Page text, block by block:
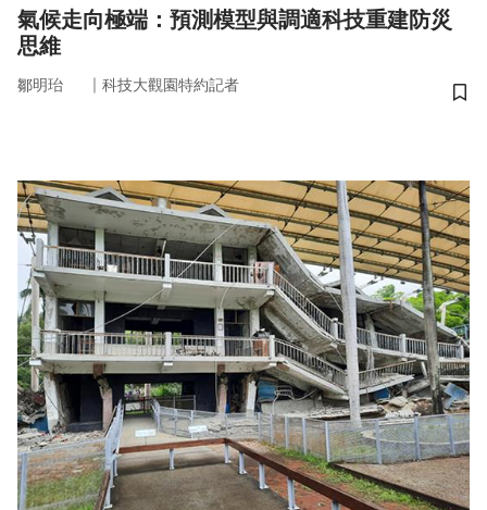
氣候走向極端：預測模型與調適科技重建防災
思維
鄒明珆 ｜ 科技大觀園特約記者
儲